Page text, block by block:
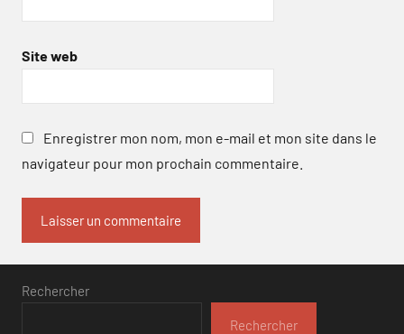
Site web
Enregistrer mon nom, mon e-mail et mon site dans le
navigateur pour mon prochain commentaire.
Rechercher
Rechercher